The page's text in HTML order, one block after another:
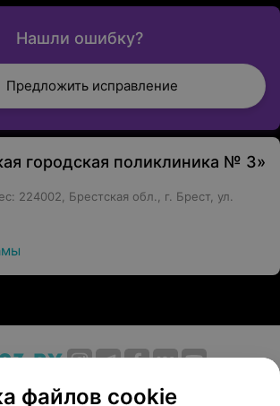
Нашли ошибку?
Предложить исправление
городская поликлиника № 3»
224002, Брестская обл., г. Брест, ул.
Новости проекта
Размещение рекламы
файлов cookie